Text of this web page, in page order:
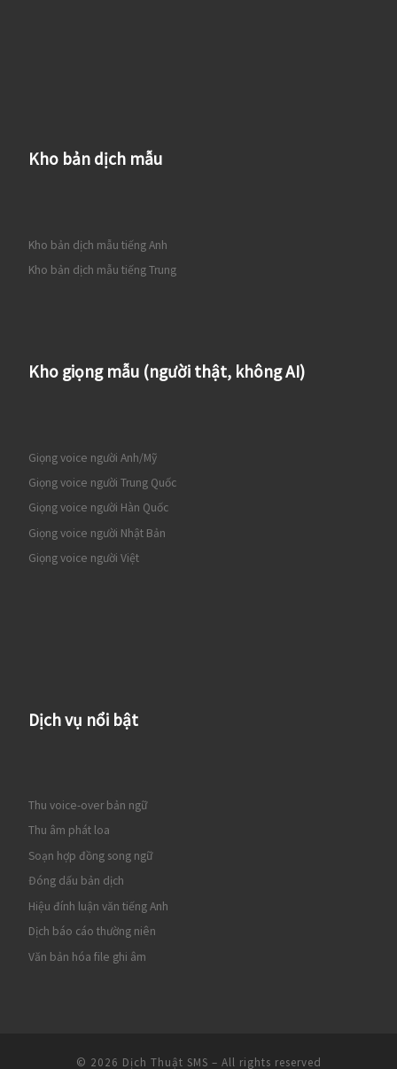
Kho bản dịch mẫu
Kho bản dịch mẫu tiếng Anh
Kho bản dịch mẫu tiếng Trung
Kho giọng mẫu (người thật, không AI)
Giọng voice người Anh/Mỹ
Giọng voice người Trung Quốc
Giọng voice người Hàn Quốc
Giọng voice người Nhật Bản
Giọng voice người Việt
Dịch vụ nổi bật
Thu voice-over bản ngữ
Thu âm phát loa
Soạn hợp đồng song ngữ
Đóng dấu bản dịch
Hiệu đính luận văn tiếng Anh
Dịch báo cáo thường niên
Văn bản hóa file ghi âm
© 2026 Dịch Thuật SMS – All rights reserved